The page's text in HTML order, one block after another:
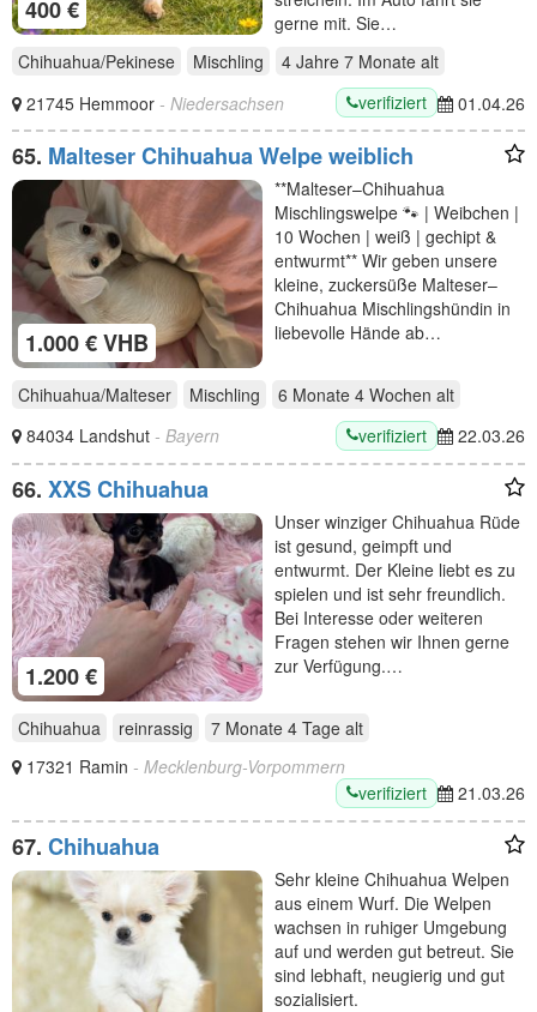
400 €
gerne mit. Sie…
Chihuahua/Pekinese
Mischling 4 Jahre 7 Monate alt
21745 Hemmoor - Niedersachsen verifiziert 01.04.26
65. Malteser Chihuahua Welpe weiblich
1.000 € VHB
**Malteser–Chihuahua
Mischlingswelpe 🐾 | Weibchen |
10 Wochen | weiß | gechipt &
entwurmt** Wir geben unsere
kleine, zuckersüße Malteser–
Chihuahua Mischlingshündin in
liebevolle Hände ab…
Chihuahua/Malteser Mischling 6 Monate 4 Wochen alt
84034 Landshut - Bayern verifiziert 22.03.26
66. XXS Chihuahua
1.200 €
Unser winziger Chihuahua Rüde
ist gesund, geimpft und
entwurmt. Der Kleine liebt es zu
spielen und ist sehr freundlich.
Bei Interesse oder weiteren
Fragen stehen wir Ihnen gerne
zur Verfügung.…
Chihuahua reinrassig 7 Monate 4 Tage alt
17321 Ramin - Mecklenburg-Vorpommern
verifiziert
21.03.26
67. Chihuahua
Sehr kleine Chihuahua Welpen
aus einem Wurf. Die Welpen
wachsen in ruhiger Umgebung
auf und werden gut betreut. Sie
sind lebhaft, neugierig und gut
sozialisiert.